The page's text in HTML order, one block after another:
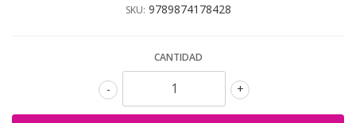
SKU: 9789874178428
CANTIDAD
+
-